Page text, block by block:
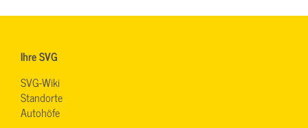
Ihre SVG
SVG-Wiki
Standorte
Autohöfe